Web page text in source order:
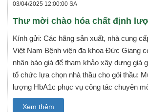
03/04/2025 12:00:00 SA
Thư mời chào hóa chất định
Kính gửi: Các hãng sản xuất, nhà cung
Việt Nam Bệnh viện đa khoa Đức Giang
nhận báo giá để tham khảo xây dựng giá
tổ chức lựa chọn nhà thầu cho gói thầu:
lượng HbA1c phục vụ công tác chuyên
Xem thêm